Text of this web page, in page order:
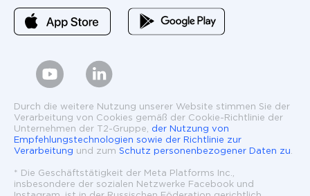
Durch die weitere Nutzung unserer Website stimmen Sie der
Verarbeitung von Cookies gemäß der Cookie-Richtlinie der
Unternehmen der T2-Gruppe, der Nutzung von
Empfehlungstechnologien sowie der Richtlinie zur
Verarbeitung und zum Schutz personenbezogener Daten zu
* Die Geschäftstätigkeit der Meta Platforms Inc.,
insbesondere der sozialen Netzwerke Facebook und